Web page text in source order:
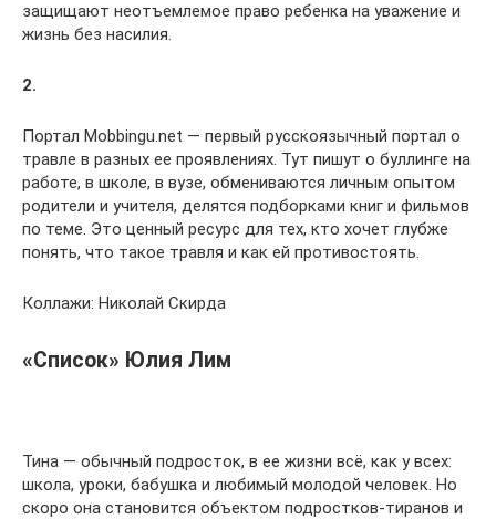
защищают неотъемлемое право ребенка на уважение и
жизнь без насилия.
2.
Портал Mobbingu.net — первый русскоязычный портал о
травле в разных ее проявлениях. Тут пишут о буллинге на
работе, в школе, в вузе, обмениваются личным опытом
родители и учителя, делятся подборками книг и фильмов
по теме. Это ценный ресурс для тех, кто хочет глубже
понять, что такое травля и как ей противостоять.
Коллажи: Николай Скирда
«Список» Юлия Лим
Тина — обычный подросток, в ее жизни всё, как у всех:
школа, уроки, бабушка и любимый молодой человек. Но
скоро она становится объектом подростков-тиранов и